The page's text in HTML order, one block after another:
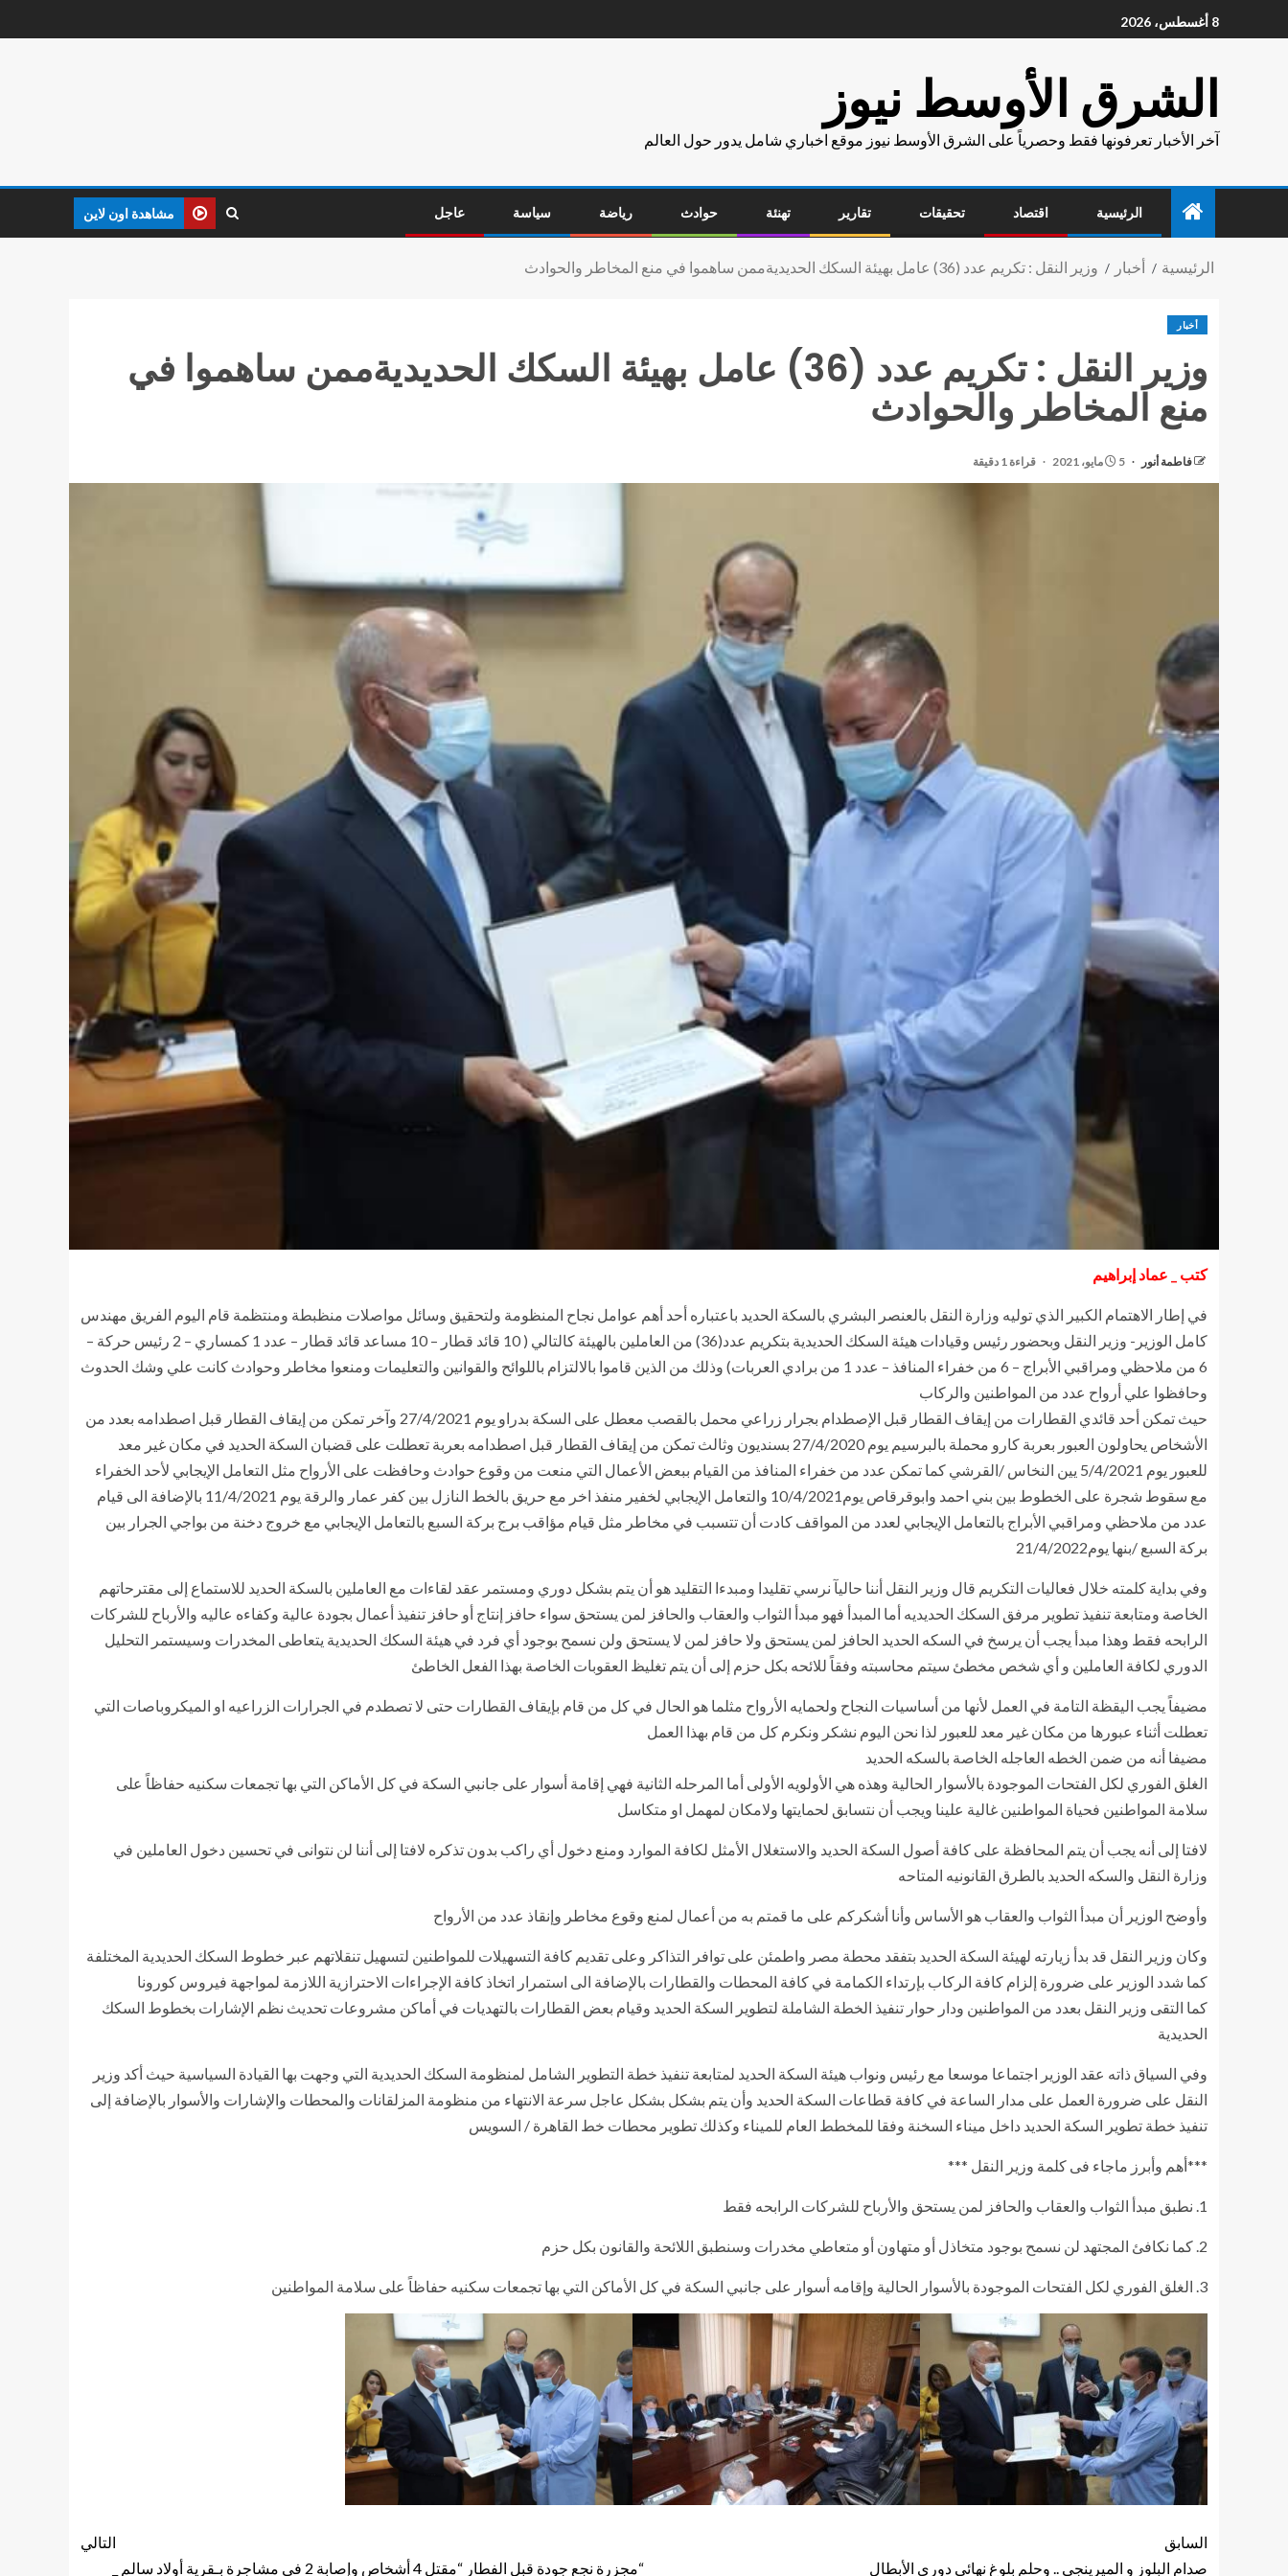
8 أغسطس، 2026
الشرق الأوسط نيوز
آخر الأخبار تعرفونها فقط وحصرياً على الشرق الأوسط نيوز موقع اخباري شامل يدور حول العالم
الرئيسية اقتصاد تحقيقات تقارير تهنئة حوادث رياضة سياسة عاجل مشاهدة اون لاين
الرئيسية أخبار وزير النقل : تكريم عدد (36) عامل بهيئة السكك الحديديةممن ساهموا في منع المخاطر والحوادث
أخبار
وزير النقل : تكريم عدد (36) عامل بهيئة السكك الحديديةممن ساهموا في
منع المخاطر والحوادث
فاطمة أنور 5 مايو، 2021 قراءة 1 دقيقة
كتب _ عماد إبراهيم
في إطار الاهتمام الكبير الذي توليه وزارة النقل بالعنصر البشري بالسكة الحديد باعتباره أحد أهم عوامل نجاح المنظومة ولتحقيق وسائل مواصلات منظبطة ومنتظمة قام اليوم الفريق مهندس
كامل الوزير- وزير النقل وبحضور رئيس وقيادات هيئة السكك الحديدية بتكريم عدد(36) من العاملين بالهيئة كالتالي ( 10 قائد قطار – 10 مساعد قائد قطار – عدد 1 كمساري – 2 رئيس حركة –
6 من ملاحظي ومراقبي الأبراج – 6 من خفراء المنافذ – عدد 1 من برادي العربات) وذلك من الذين قاموا بالالتزام باللوائح والقوانين والتعليمات ومنعوا مخاطر وحوادث كانت علي وشك الحدوث
وحافظوا علي أرواح عدد من المواطنين والركاب
حيث تمكن أحد قائدي القطارات من إيقاف القطار قبل الإصطدام بجرار زراعي محمل بالقصب معطل على السكة بدراو يوم 27/4/2021 وآخر تمكن من إيقاف القطار قبل اصطدامه بعدد من
الأشخاص يحاولون العبور بعربة كارو محملة بالبرسيم يوم 27/4/2020 بسنديون وثالث تمكن من إيقاف القطار قبل اصطدامه بعربة تعطلت على قضبان السكة الحديد في مكان غير معد
للعبور يوم 5/4/2021 يين النخاس /القرشي كما تمكن عدد من خفراء المنافذ من القيام ببعض الأعمال التي منعت من وقوع حوادث وحافظت على الأرواح مثل التعامل الإيجابي لأحد الخفراء
مع سقوط شجرة على الخطوط بين بني احمد وابوقرقاص يوم10/4/2021 والتعامل الإيجابي لخفير منفذ اخر مع حريق بالخط النازل بين كفر عمار والرقة يوم 11/4/2021 بالإضافة الى قيام
عدد من ملاحظي ومراقبي الأبراج بالتعامل الإيجابي لعدد من المواقف كادت أن تتسبب في مخاطر مثل قيام مؤاقب برج بركة السبع بالتعامل الإيجابي مع خروج دخنة من بواجي الجرار بين
بركة السبع /بنها يوم21/4/2022
وفي بداية كلمته خلال فعاليات التكريم قال وزير النقل أننا حاليآ نرسي تقليدا ومبدءا التقليد هو أن يتم بشكل دوري ومستمر عقد لقاءات مع العاملين بالسكة الحديد للاستماع إلى مقترحاتهم
الخاصة ومتابعة تنفيذ تطوير مرفق السكك الحديديه أما المبدأ فهو مبدأ الثواب والعقاب والحافز لمن يستحق سواء حافز إنتاج أو حافز تنفيذ أعمال بجودة عالية وكفاءه عاليه والأرباح للشركات
الرابحه فقط وهذا مبدأ يجب أن يرسخ في السكه الحديد الحافز لمن يستحق ولا حافز لمن لا يستحق ولن نسمح بوجود أي فرد في هيئة السكك الحديدية يتعاطى المخدرات وسيستمر التحليل
الدوري لكافة العاملين و أي شخص مخطئ سيتم محاسبته وفقاً للائحه بكل حزم إلى أن يتم تغليظ العقوبات الخاصة بهذا الفعل الخاطئ
مضيفاً يجب اليقظة التامة في العمل لأنها من أساسيات النجاح ولحمايه الأرواح مثلما هو الحال في كل من قام بإيقاف القطارات حتى لا تصطدم في الجرارات الزراعيه او الميكروباصات التي
تعطلت أثناء عبورها من مكان غير معد للعبور لذا نحن اليوم نشكر ونكرم كل من قام بهذا العمل
مضيفا أنه من ضمن الخطه العاجله الخاصة بالسكه الحديد
الغلق الفوري لكل الفتحات الموجودة بالأسوار الحالية وهذه هي الأولويه الأولى أما المرحله الثانية فهي إقامة أسوار على جانبي السكة في كل الأماكن التي بها تجمعات سكنيه حفاظاً على
سلامة المواطنين فحياة المواطنين غالية علينا ويجب أن نتسابق لحمايتها ولامكان لمهمل او متكاسل
لافتا إلى أنه يجب أن يتم المحافظة على كافة أصول السكة الحديد والاستغلال الأمثل لكافة الموارد ومنع دخول أي راكب بدون تذكره لافتا إلى أننا لن نتوانى في تحسين دخول العاملين في
وزارة النقل والسكه الحديد بالطرق القانونيه المتاحه
وأوضح الوزير أن مبدأ الثواب والعقاب هو الأساس وأنا أشكركم على ما قمتم به من أعمال لمنع وقوع مخاطر وإنقاذ عدد من الأرواح
وكان وزير النقل قد بدأ زيارته لهيئة السكة الحديد بتفقد محطة مصر واطمئن على توافر التذاكر وعلى تقديم كافة التسهيلات للمواطنين لتسهيل تنقلاتهم عبر خطوط السكك الحديدية المختلفة
كما شدد الوزير على ضرورة إلزام كافة الركاب بإرتداء الكمامة في كافة المحطات والقطارات بالإضافة الى استمرار اتخاذ كافة الإجراءات الاحترازية اللازمة لمواجهة فيروس كورونا
كما التقى وزير النقل بعدد من المواطنين ودار حوار تنفيذ الخطة الشاملة لتطوير السكة الحديد وقيام بعض القطارات بالتهديات في أماكن مشروعات تحديث نظم الإشارات بخطوط السكك
الحديدية
وفي السياق ذاته عقد الوزير اجتماعا موسعا مع رئيس ونواب هيئة السكة الحديد لمتابعة تنفيذ خطة التطوير الشامل لمنظومة السكك الحديدية التي وجهت بها القيادة السياسية حيث أكد وزير
النقل على ضرورة العمل على مدار الساعة في كافة قطاعات السكة الحديد وأن يتم بشكل بشكل عاجل سرعة الانتهاء من منظومة المزلقانات والمحطات والإشارات والأسوار بالإضافة إلى
تنفيذ خطة تطوير السكة الحديد داخل ميناء السخنة وفقا للمخطط العام للميناء وكذلك تطوير محطات خط القاهرة / السويس
***أهم وأبرز ماجاء فى كلمة وزير النقل ***
1. نطبق مبدأ الثواب والعقاب والحافز لمن يستحق والأرباح للشركات الرابحه فقط
2. كما نكافئ المجتهد لن نسمح بوجود متخاذل أو متهاون أو متعاطي مخدرات وسنطبق اللائحة والقانون بكل حزم
3. الغلق الفوري لكل الفتحات الموجودة بالأسوار الحالية وإقامه أسوار على جانبي السكة في كل الأماكن التي بها تجمعات سكنيه حفاظاً على سلامة المواطنين
السابق
صدام البلوز و الميرينجي .. وحلم بلوغ نهائي دوري الأبطال
التالي
“مجزرة نجع جودة قبل الفطار “مقتل 4 أشخاص وإصابة 2 فى مشاجرة بـقرية أولاد سالم _